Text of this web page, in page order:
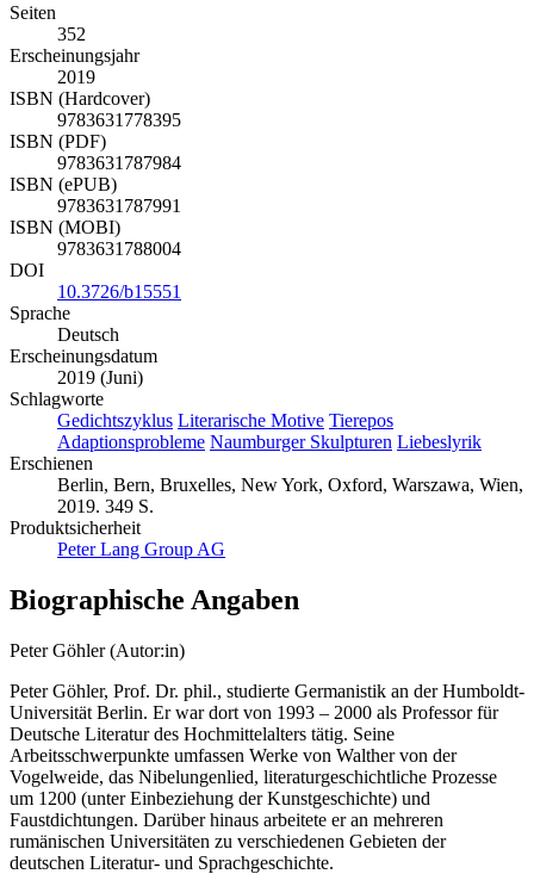
Seiten
352
Erscheinungsjahr
2019
ISBN (Hardcover)
9783631778395
ISBN (PDF)
9783631787984
ISBN (ePUB)
9783631787991
ISBN (MOBI)
9783631788004
DOI
10.3726/b15551
Sprache
Deutsch
Erscheinungsdatum
2019 (Juni)
Schlagworte
Gedichtszyklus Literarische Motive Tierepos
Adaptionsprobleme Naumburger Skulpturen Liebeslyrik
Erschienen
Berlin, Bern, Bruxelles, New York, Oxford, Warszawa, Wien,
2019. 349 S.
Produktsicherheit
Peter Lang Group AG
Biographische Angaben
Peter Göhler (Autor:in)
Peter Göhler, Prof. Dr. phil., studierte Germanistik an der Humboldt-
Universität Berlin. Er war dort von 1993 – 2000 als Professor für
Deutsche Literatur des Hochmittelalters tätig. Seine
Arbeitsschwerpunkte umfassen Werke von Walther von der
Vogelweide, das Nibelungenlied, literaturgeschichtliche Prozesse
um 1200 (unter Einbeziehung der Kunstgeschichte) und
Faustdichtungen. Darüber hinaus arbeitete er an mehreren
rumänischen Universitäten zu verschiedenen Gebieten der
deutschen Literatur- und Sprachgeschichte.